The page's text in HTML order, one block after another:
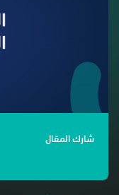
شارك المقال